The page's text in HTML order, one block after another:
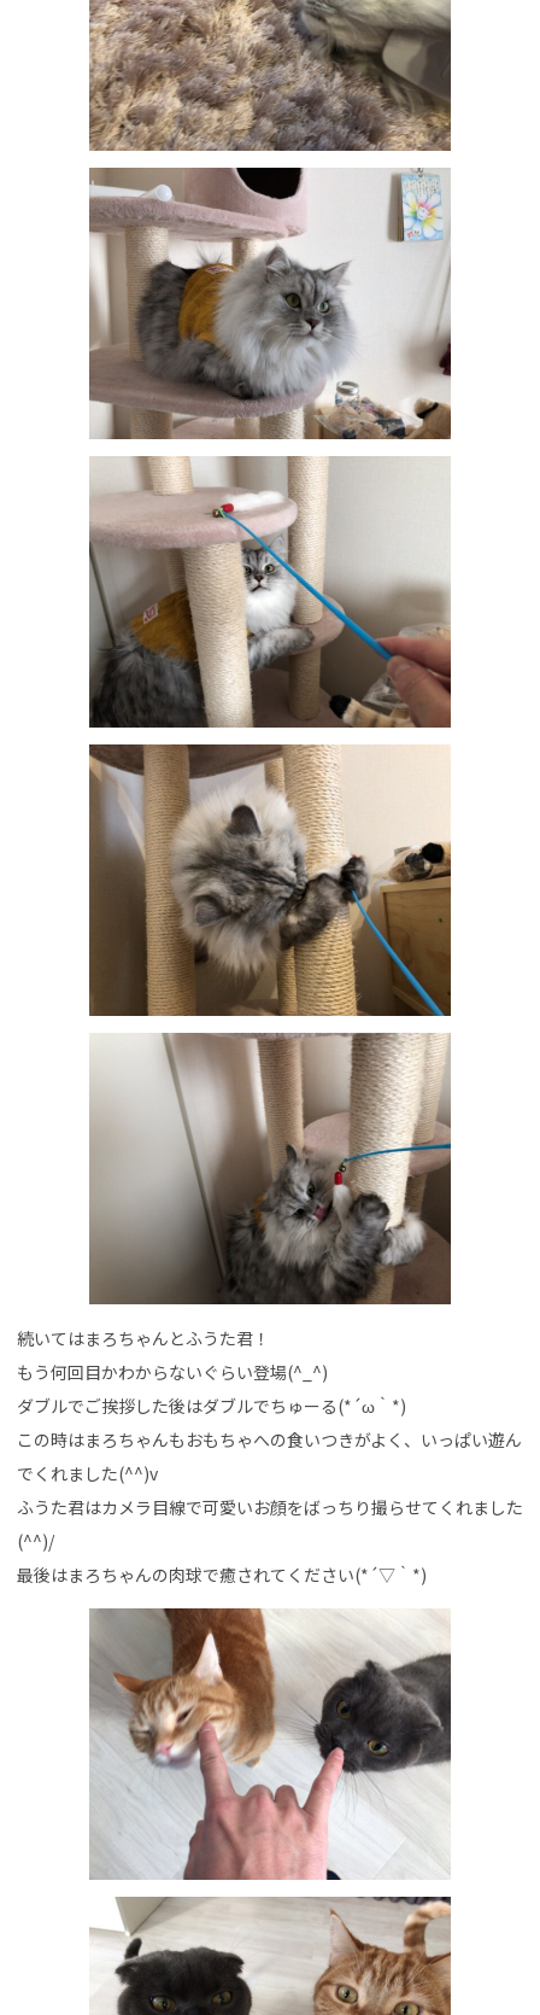
続いてはまろちゃんとふうた君！
もう何回目かわからないぐらい登場(^_^)
ダブルでご挨拶した後はダブルでちゅーる(*´ω｀*)
この時はまろちゃんもおもちゃへの食いつきがよく、いっぱい遊ん
でくれました(^^)v
ふうた君はカメラ目線で可愛いお顔をばっちり撮らせてくれました
(^^)/
最後はまろちゃんの肉球で癒されてください(*´▽｀*)